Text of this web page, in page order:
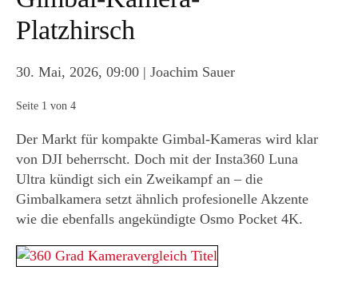
Platzhirsch
30. Mai, 2026, 09:00 | Joachim Sauer
Seite 1 von 4
Der Markt für kompakte Gimbal-Kameras wird klar
von DJI beherrscht. Doch mit der Insta360 Luna
Ultra kündigt sich ein Zweikampf an – die
Gimbalkamera setzt ähnlich profesionelle Akzente
wie die ebenfalls angekündigte Osmo Pocket 4K.